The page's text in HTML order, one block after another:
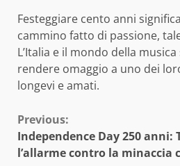
Festeggiare cento anni
cammino fatto di passione,
L’Italia e il mondo della
rendere omaggio a uno dei
longevi e amati.
Continue
Reading
Previous:
Independence Day 250 anni:
l’allarme contro la minaccia